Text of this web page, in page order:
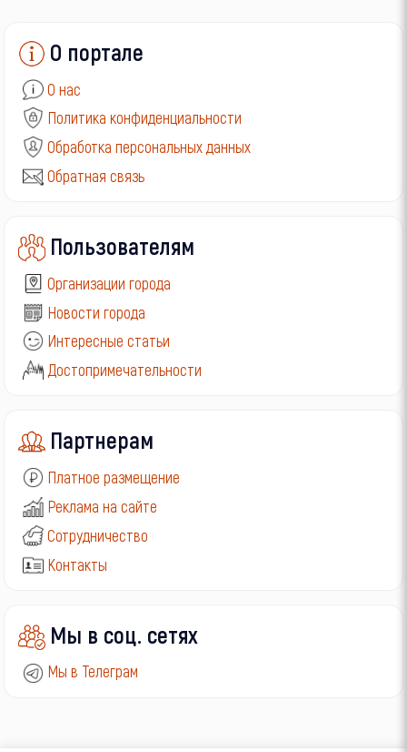
О портале
О нас
Политика конфиденциальности
Обработка персональных данных
Обратная связь
Пользователям
Организации города
Новости города
Интересные статьи
Достопримечательности
Партнерам
Платное размещение
Реклама на сайте
Сотрудничество
Контакты
Мы в соц. сетях
Мы в Телеграм